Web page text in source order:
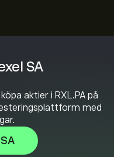
SA
aktier i RXL.PA på
med